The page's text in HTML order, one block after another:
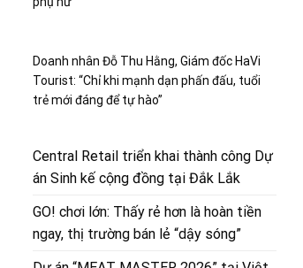
Doanh nhân Đỗ Thu Hằng, Giám đốc HaVi
Tourist: “Chỉ khi mạnh dạn phấn đấu, tuổi
trẻ mới đáng để tự hào”
Central Retail triển khai thành công Dự
án Sinh kế cộng đồng tại Đắk Lắk
GO! chơi lớn: Thấy rẻ hơn là hoàn tiền
ngay, thị trường bán lẻ “dậy sóng”